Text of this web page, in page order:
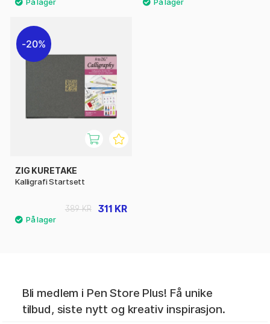
20%
ZIG KURETAKE
Kalligrafi Startsett
311 KR
389 KR
Bli medlem i Pen Store Plus! Få unike
tilbud, siste nytt og kreativ inspirasjon.